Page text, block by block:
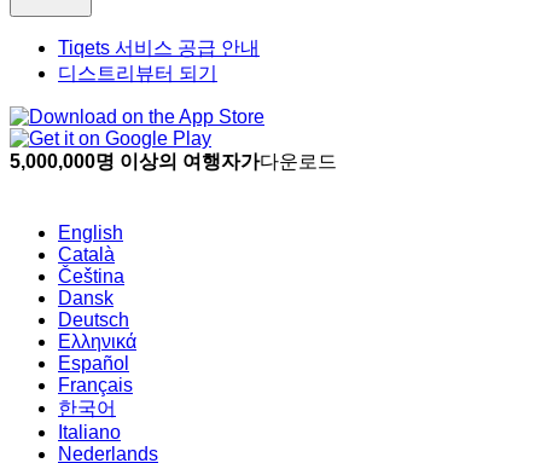
Tiqets 서비스 공급 안내
디스트리뷰터 되기
5,000,000명 이상의 여행자가다운로드
English
Català
Čeština
Dansk
Deutsch
Ελληνικά
Español
Français
한국어
Italiano
Nederlands